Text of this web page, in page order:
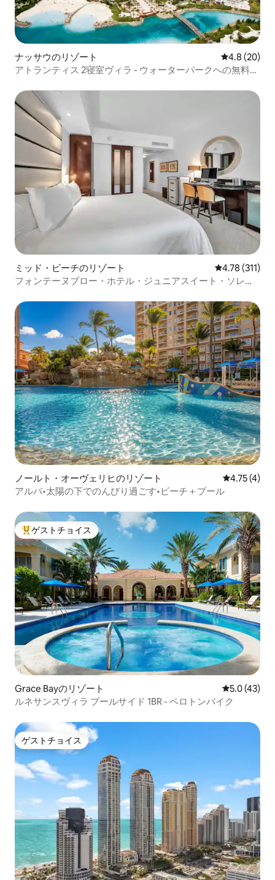
ナッサウのリゾート レビュー20
4.8 (20)
アトランティス 2寝室ヴィラ - ウォーターパークへの無料ア
ミッド・ビーチのリゾート レビュー311
4.78 (311)
フォンテーヌブロー・ホテル・ジュニアスイート・ソレン
ノールト・オーヴェリヒのリゾート レビュー4
4.75 (4)
アルバ•太陽の下でのんびり過ごす•ビーチ＋プール
大好評のゲストチョイスです。
ゲストチョイス
Grace Bayのリゾート レビュー43
5.0 (43)
ルネサンスヴィラ プールサイド 1BR - ペロトンバイク
ゲストチョイス
ゲストチョイス